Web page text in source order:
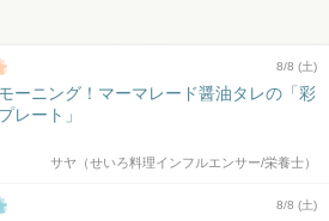
8/8 (土)
ーニング！マーマレード醤油タレの「彩
レート」
サヤ（せいろ料理インフルエンサー/栄養士）
8/8 (土)